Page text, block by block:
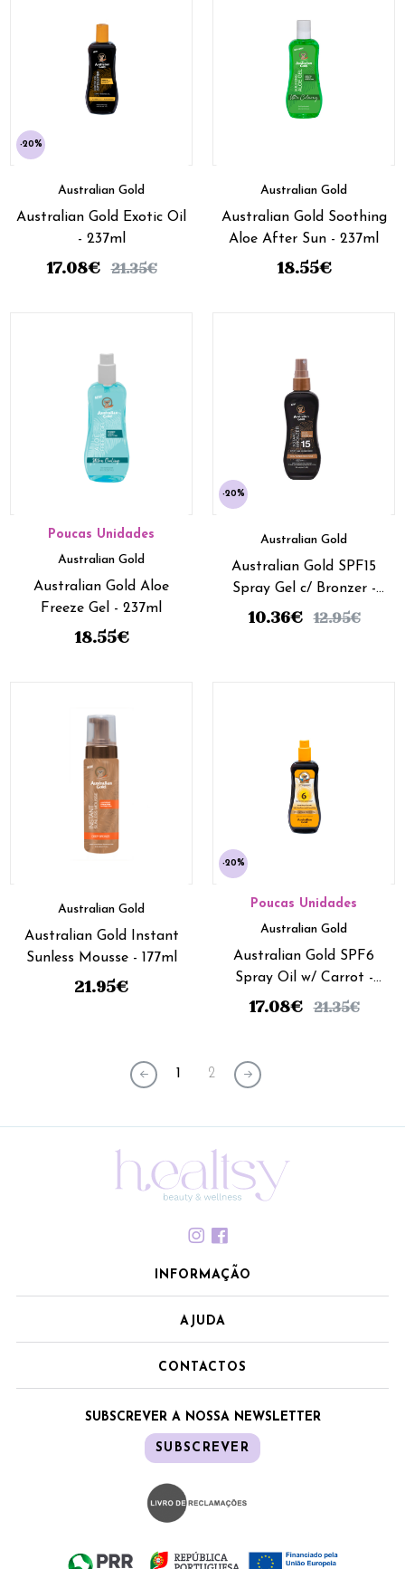
-20%
Australian Gold
Australian Gold Exotic Oil
- 237ml
17.08€ 21.35€
Australian Gold
Australian Gold Soothing
Aloe After Sun - 237ml
18.55€
Poucas Unidades
Australian Gold
Australian Gold Aloe
Freeze Gel - 237ml
18.55€
-20%
Australian Gold
Australian Gold SPF15
Spray Gel c/ Bronzer -
100ml
10.36€ 12.95€
Australian Gold
Australian Gold Instant
Sunless Mousse - 177ml
21.95€
-20%
Poucas Unidades
Australian Gold
Australian Gold SPF6
Spray Oil w/ Carrot -
237ml
17.08€ 21.35€
1 2
INFORMAÇÃO
AJUDA
CONTACTOS
SUBSCREVER A NOSSA NEWSLETTER
SUBSCREVER